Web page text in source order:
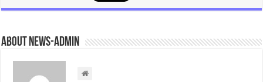
About news-admin